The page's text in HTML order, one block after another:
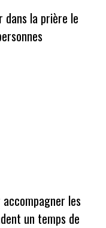
dans la prière le
les
un temps de